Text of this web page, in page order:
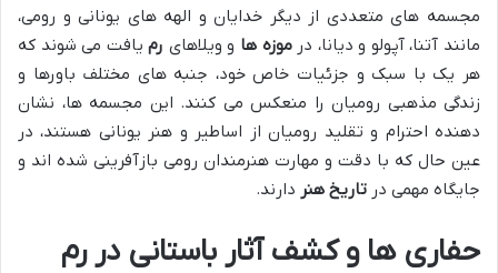
مجسمه های متعددی از دیگر خدایان و الهه های یونانی و رومی،
مانند آتنا، آپولو و دیانا، درموزه ها و ویلاهای رمیافت می شوند که
هر یک با سبک و جزئیات خاص خود، جنبه های مختلف باورها و
زندگی مذهبی رومیان را منعکس می کنند. این مجسمه ها، نشان
دهنده احترام و تقلید رومیان از اساطیر و هنر یونانی هستند، در
عین حال که با دقت و مهارت هنرمندان رومی بازآفرینی شده اند و
جایگاه مهمی در تاریخ هنر دارند.
حفاری ها و کشف آثار باستانی در رم